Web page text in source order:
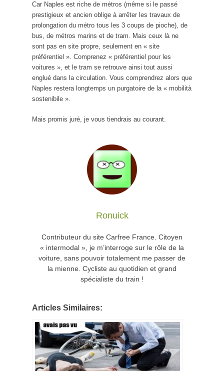
Car Naples est riche de métros (même si le passé
prestigieux et ancien oblige à arrêter les travaux de
prolongation du métro tous les 3 coups de pioche), de
bus, de métros marins et de tram. Mais ceux là ne
sont pas en site propre, seulement en « site
préférentiel ». Comprenez « préférentiel pour les
voitures », et le tram se retrouve ainsi tout aussi
englué dans la circulation. Vous comprendrez alors que
Naples restera longtemps un purgatoire de la « mobilità
sostenibile ».
Mais promis juré, je vous tiendrais au courant.
Ronuick
Contributeur du site Carfree France. Citoyen
« intermodal », je m’interroge sur le rôle de la
voiture, sans pouvoir totalement me passer de
la mienne. Cycliste au quotidien et grand
spécialiste du train !
Articles Similaires: